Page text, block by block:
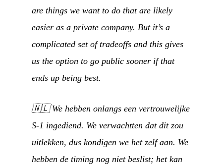
are things we want to do that are likely
easier as a private company. But it’s a
complicated set of tradeoffs and this gives
us the option to go public sooner if that
ends up being best.
🇳🇱We hebben onlangs een vertrouwelijke
S-1 ingediend. We verwachtten dat dit zou
uitlekken, dus kondigen we het zelf aan. We
hebben de timing nog niet beslist; het kan